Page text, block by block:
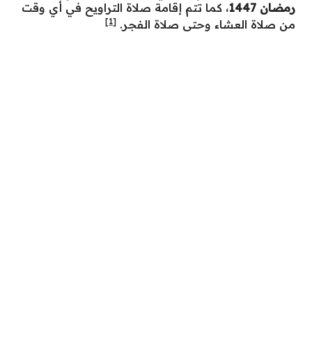
رمضان 1447
، كما تتم إقامة صلاة التراويح في أي وقت
من صلاة العشاء وحتى صلاة الفجر. [1]